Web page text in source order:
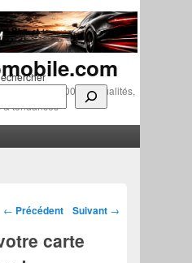
depuis 2007 • Actualités,
& tendances
Navigation des articles
← Précédent Suivant →
carte